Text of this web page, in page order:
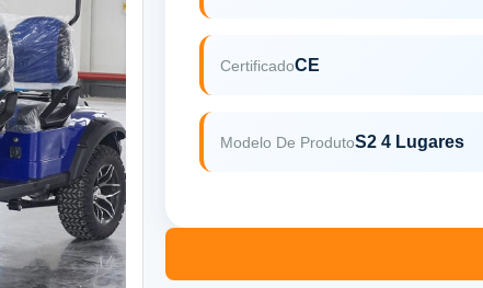
CertificadoCE
Modelo De ProdutoS2 4 Lugares